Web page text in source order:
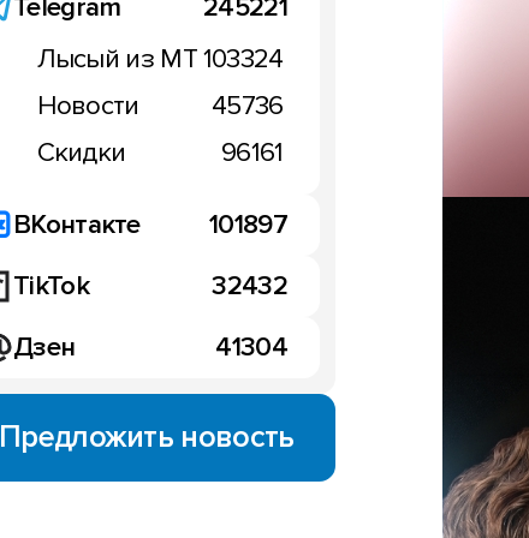
Huawei сужает рамки
в Photoshop
Telegram
245221
Лысый из МТ103324
Новости
45736
Скидки
96161
ВКонтакте
101897
TikTok
32432
Дзен
41304
Предложить новость